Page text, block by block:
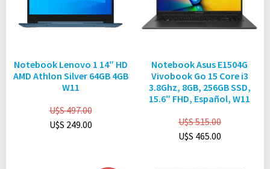
Notebook Lenovo 1 14″ HD
AMD Athlon Silver 64GB 4GB
W11
U$S497.00
U$S 249.00
Notebook Asus E1504G
Vivobook Go 15 Core i3
3.8Ghz, 8GB, 256GB SSD,
15.6″ FHD, Español, W11
U$S515.00
U$S 465.00